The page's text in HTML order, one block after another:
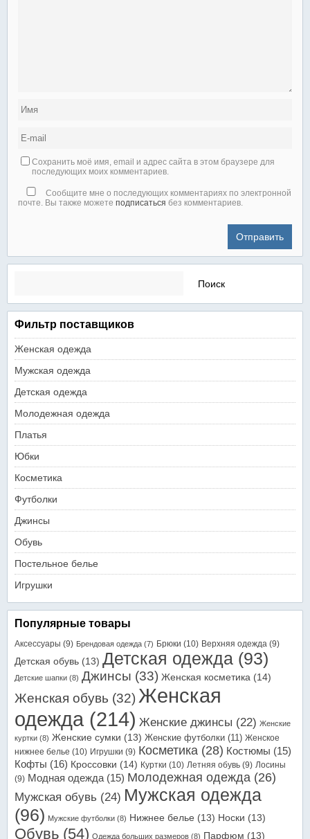
Сохранить моё имя, email и адрес сайта в этом браузере для
последующих моих комментариев.
Сообщите мне о последующих комментариях по электронной
почте. Вы также можете подписаться без комментариев.
Найти:
Фильтр поставщиков
Женская одежда
Мужская одежда
Детская одежда
Молодежная одежда
Платья
Юбки
Косметика
Футболки
Джинсы
Обувь
Постельное белье
Игрушки
Популярные товары
Аксессуары (9) Брендовая одежда (7) Брюки (10) Верхняя одежда (9)
Детская обувь (13) Детская одежда (93)
Детские шапки (8) Джинсы (33) Женская косметика (14)
Женская обувь (32) Женская
одежда (214) Женские джинсы (22) Женские
куртки (8) Женские сумки (13) Женские футболки (11) Женское
нижнее белье (10) Игрушки (9) Косметика (28) Костюмы (15)
Кофты (16) Кроссовки (14) Куртки (10) Летняя обувь (9) Лосины
(9) Модная одежда (15) Молодежная одежда (26)
Мужская обувь (24) Мужская одежда
(96) Мужские футболки (8) Нижнее белье (13) Носки (13)
Обувь (54) Одежда больших размеров (8) Парфюм (13)